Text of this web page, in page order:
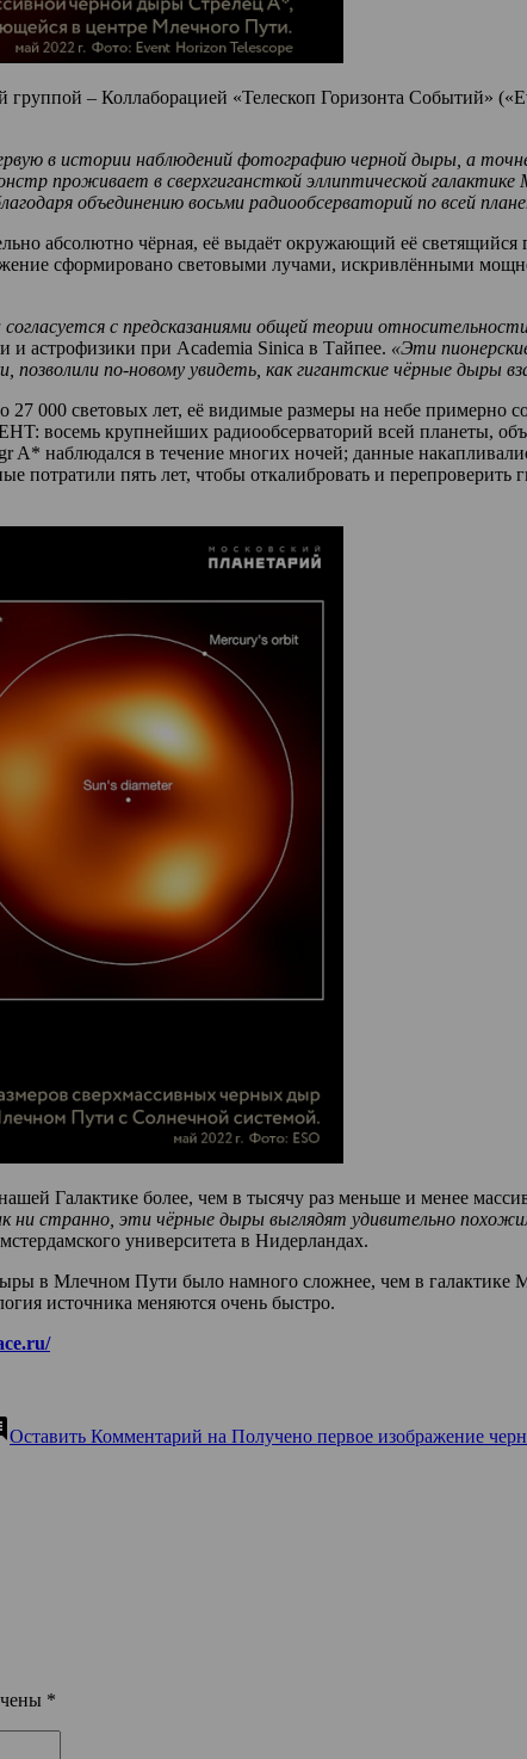
– Коллаборацией «Телескоп Горизонта Событий»
в истории наблюдений фотографию черной дыры, а
проживает в сверхгигансткой эллиптической
объединению восьми радиообсерваторий по всей
абсолютно чёрная, её выдаёт окружающий её
сформировано световыми лучами, искривлёнными
с предсказаниями общей теории
астрофизики при Academia Sinica в Тайпее. «Эти
позволили по-новому увидеть, как гигантские чёрные дыры
27 000 световых лет, её видимые размеры на небе примерно
восемь крупнейших радиообсерваторий всей планеты,
наблюдался в течение многих ночей; данные
пять лет, чтобы откалибровать и перепроверить
Галактике более, чем в тысячу раз меньше и менее
ни странно, эти чёрные дыры выглядят удивительно
университета в Нидерландах.
в Млечном Пути было намного сложнее, чем в галактике
источника меняются очень быстро.
Оставить Комментарий на Получено первое изображение
*